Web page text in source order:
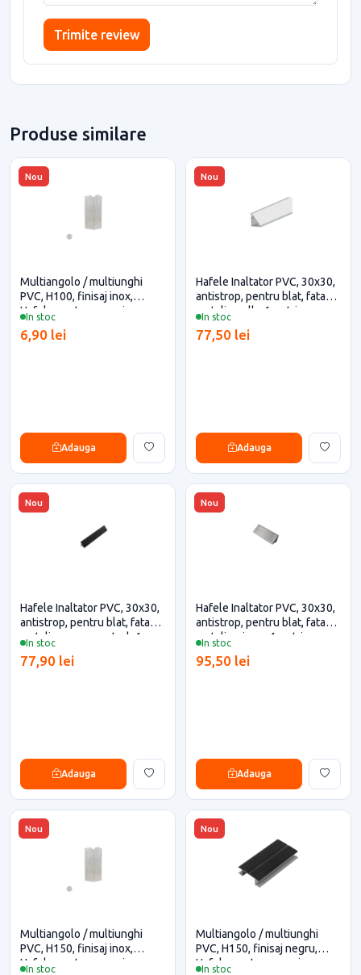
Trimite review
Produse similare
Nou
In stoc
Multiangolo / multiunghi
PVC, H100, finisaj inox,
Hafele pentru casa si
6,90 lei
Adauga
Nou
In stoc
Hafele Inaltator PVC, 30x30,
antistrop, pentru blat, fata
metalica, alb, 4 metri
77,50 lei
Adauga
Nou
In stoc
Hafele Inaltator PVC, 30x30,
antistrop, pentru blat, fata
metalica, negru neted, 4
metri)
77,90 lei
Adauga
Nou
In stoc
Hafele Inaltator PVC, 30x30,
antistrop, pentru blat, fata
metalica, inox, 4 metri
95,50 lei
Adauga
Nou
In stoc
Multiangolo / multiunghi
PVC, H150, finisaj inox,
Hafele pentru casa si
Nou
In stoc
Multiangolo / multiunghi
PVC, H150, finisaj negru,
Hafele pentru casa si